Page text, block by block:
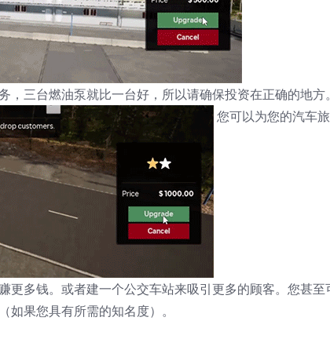
，三台燃油泵就比一台好，所以请确保投资在正确的地方
您可以为您的汽车
更多钱。或者建一个公交车站来吸引更多的顾客。您甚至
果您具有所需的知名度）。